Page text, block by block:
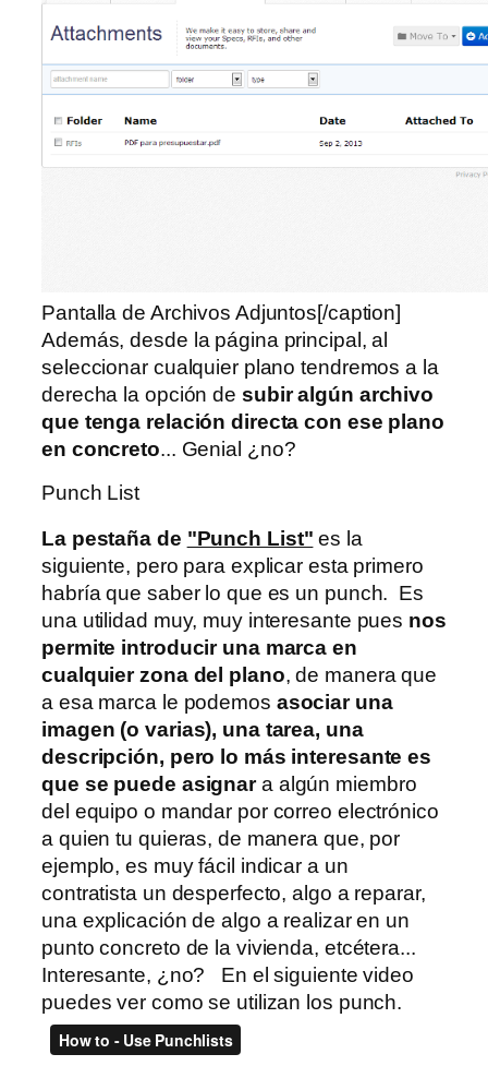
Pantalla de Archivos Adjuntos[/caption]
Además, desde la página principal, al
seleccionar cualquier plano tendremos a la
derecha la opción de subir algún archivo
que tenga relación directa con ese plano
en concreto... Genial ¿no?
Punch List
La pestaña de "Punch List" es la
siguiente, pero para explicar esta primero
habría que saber lo que es un punch. Es
una utilidad muy, muy interesante pues nos
permite introducir una marca en
cualquier zona del plano, de manera que
a esa marca le podemos asociar una
imagen (o varias), una tarea, una
descripción, pero lo más interesante es
que se puede asignara algún miembro
del equipo o mandar por correo electrónico
a quien tu quieras, de manera que, por
ejemplo, es muy fácil indicar a un
contratista un desperfecto, algo a reparar,
una explicación de algo a realizar en un
punto concreto de la vivienda, etcétera...
Interesante, ¿no? En el siguiente video
puedes ver como se utilizan los punch.